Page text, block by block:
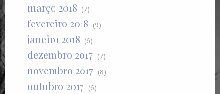
março 2018 (7)
fevereiro 2018 (9)
janeiro 2018 (6)
dezembro 2017 (7)
novembro 2017 (8)
outubro 2017 (6)